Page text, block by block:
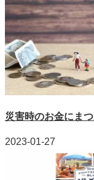
災害時のお金にま
2023-01-27